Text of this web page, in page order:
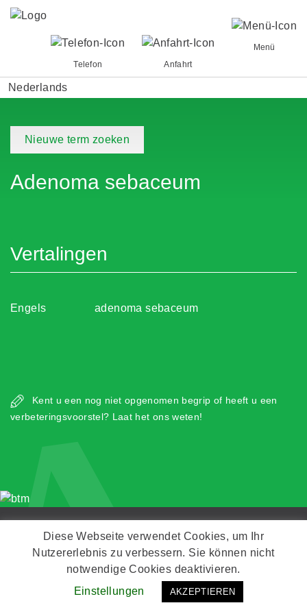
Menü
Telefon
Anfahrt
Nederlands
Nieuwe term zoeken
Adenoma sebaceum
Vertalingen
Engels adenoma sebaceum
Kent u een nog niet opgenomen begrip of heeft u een
verbeteringsvoorstel? Laat het ons weten!
Kontakt Impressum Datenschutz
Diese Webseite verwendet Cookies, um Ihr
Nutzererlebnis zu verbessern. Sie können nicht
notwendige Cookies deaktivieren.
Einstellungen
AKZEPTIEREN